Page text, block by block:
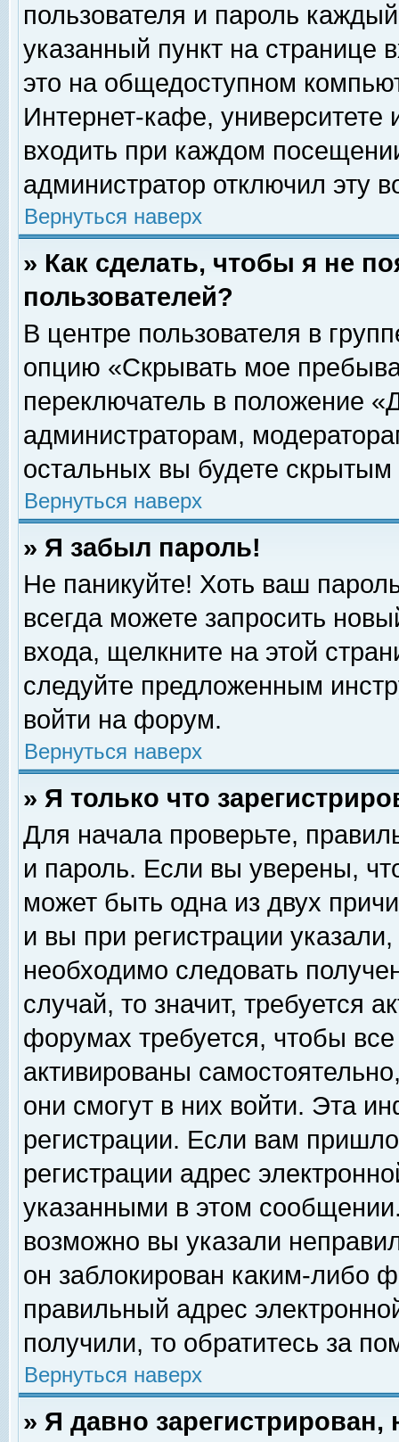
пользователя и пароль
указанный пункт на
это на общедоступном
Интернет-кафе, университете
входить при каждом
администратор отключил эту
Вернуться наверх
» Как сделать, чтобы я не
пользователей?
В центре пользователя в
опцию «Скрывать мое
переключатель в положение
администраторам,
остальных вы будете скрытым
Вернуться наверх
» Я забыл пароль!
Не паникуйте! Хоть ваш
всегда можете запросить
входа, щелкните на этой
следуйте предложенным
войти на форум.
Вернуться наверх
» Я только что
Для начала проверьте,
и пароль. Если вы уверены,
может быть одна из двух
и вы при регистрации
необходимо следовать
случай, то значит, требуется
форумах требуется, чтобы
активированы
они смогут в них войти. Эта
регистрации. Если вам
регистрации адрес
указанными в этом
возможно вы указали
он заблокирован каким-либо
правильный адрес
получили, то обратитесь за
Вернуться наверх
» Я давно